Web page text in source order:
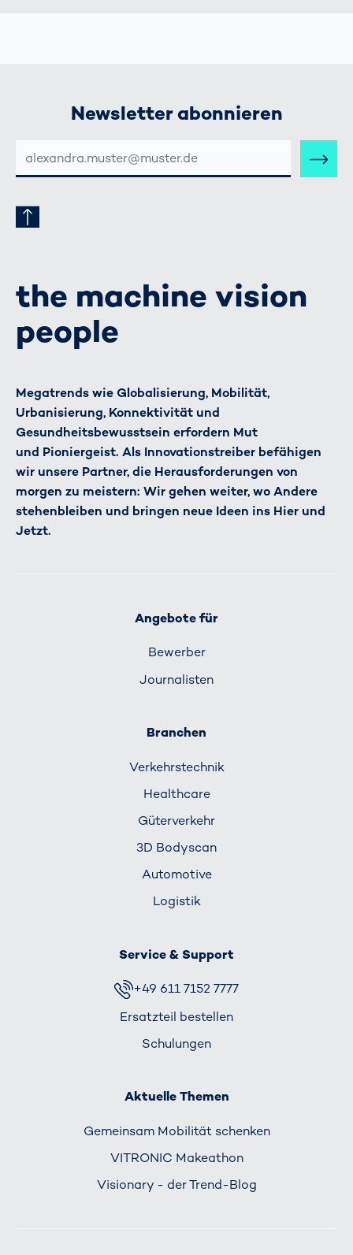
Newsletter abonnieren
MAIL-
ADRESSE
the machine vision
people
Megatrends wie Globalisierung, Mobilität,
Urbanisierung, Konnektivität und
Gesundheitsbewusstsein erfordern Mut
und Pioniergeist. Als Innovationstreiber befähigen
wir unsere Partner, die Herausforderungen von
morgen zu meistern: Wir gehen weiter, wo Andere
stehenbleiben und bringen neue Ideen ins Hier und
Jetzt.
Angebote für
Bewerber
Journalisten
Branchen
Verkehrs­technik
Healthcare
Güterverkehr
3D Bodyscan
Automotive
Logistik
Service & Support
+49 611 7152 7777
Ersatzteil bestellen
Schulungen
Aktuelle Themen
Gemeinsam Mobilität schenken
VITRONIC Makeathon
Visionary - der Trend-Blog